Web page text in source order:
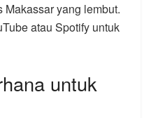
yang lembut.
atau Spotify untuk
untuk